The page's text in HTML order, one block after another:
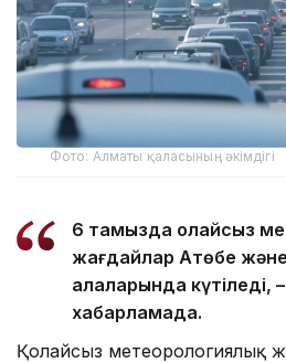
Фото: Алматы қаласының әкімдігі
6 тамызда қолайсыз
жағдайлар Ақтөбе
қалаларында күтіледі,
хабарламада.
Қолайсыз метеорологиялық